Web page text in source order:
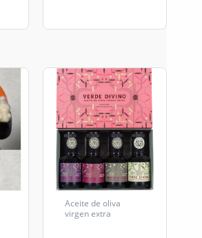
Aceite de oliva
virgen extra